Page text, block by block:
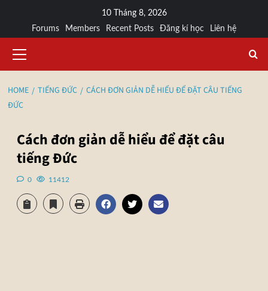
10 Tháng 8, 2026
Forums
Members Recent Posts Đăng kí học Liên hệ
HOME TIẾNG ĐỨC
CÁCH ĐƠN GIẢN DỄ HIỂU ĐỂ ĐẶT CÂU TIẾNG
ĐỨC
Cách đơn giản dễ hiểu để đặt câu
tiếng Đức
0 11412